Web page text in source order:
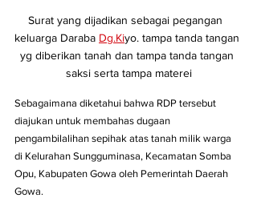
Surat yang dijadikan sebagai pegangan
keluarga Daraba Dg.Kiyo. tampa tanda tangan
yg diberikan tanah dan tampa tanda tangan
saksi serta tampa materei
Sebagaimana diketahui bahwa RDP tersebut
diajukan untuk membahas dugaan
pengambilalihan sepihak atas tanah milik warga
di Kelurahan Sungguminasa, Kecamatan Somba
Opu, Kabupaten Gowa oleh Pemerintah Daerah
Gowa.